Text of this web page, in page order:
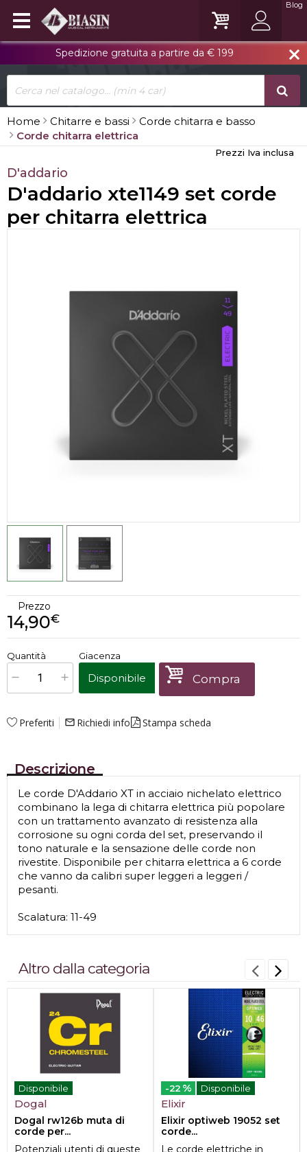
close
Spedizione gratuita a partire da € 199
Blog
Home Chitarre e bassi
Corde chitarra e basso
Corde chitarra elettrica
Prezzi Iva inclusa
D'addario
D'addario xte1149 set corde
per chitarra elettrica
Prezzo
€
14,90
x1 Prezzo finale:€14,90
Quantità Giacenza
Disponibile Compra
Preferiti mail_outline Richiedi info Stampa scheda
Descrizione
Le corde D'Addario XT in acciaio nichelato elettrico
combinano la lega di chitarra elettrica più popolare
con un trattamento avanzato di resistenza alla
corrosione su ogni corda del set, preservando il
tono naturale e la sensazione delle corde non
rivestite. Disponibile per chitarra elettrica a 6 corde
che vanno da calibri super leggeri a leggeri /
pesanti.
Scalatura: 11-49
Altro dalla categoria
Disponibile
Dogal
Dogal rw126b muta di
corde per...
Potenziali utenti di queste
-22 % Disponibile
Elixir
Elixir optiweb 19052 set
corde...
Le corde elettriche in